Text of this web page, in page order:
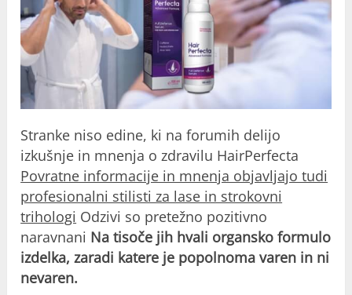
Stranke niso edine, ki na forumih delijo
izkušnje in mnenja o zdravilu HairPerfecta
Povratne informacije in mnenja objavljajo tudi
profesionalni stilisti za lase in strokovni
trihologi Odzivi so pretežno pozitivno
naravnani Na tisoče jih hvali organsko formulo
izdelka, zaradi katere je popolnoma varen in ni
nevaren.